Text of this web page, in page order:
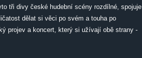
tři divy české hudební scény rozdílné, spojuje
dělat si věci po svém a touha po
projev a koncert, který si užívají obě strany -